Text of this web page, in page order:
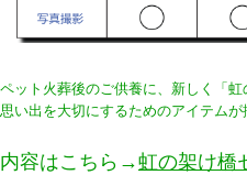
ペット火葬後のご供養に、新しく「虹
思い出を大切にするためのアイテムが
内容はこちら→虹の架け橋